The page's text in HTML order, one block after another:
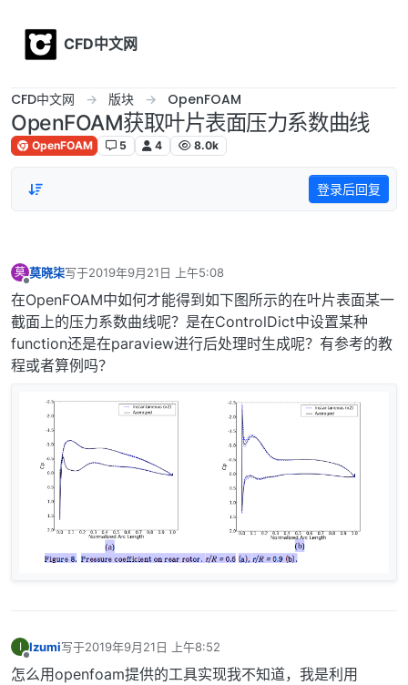
CFD中文网
CFD中文网 版块 OpenFOAM
OpenFOAM获取叶片表面压力系数曲线
OpenFOAM 5 4 8.0k
登录后回复
莫 莫晓柒写于2019年9月21日 上午5:08
最后由 编辑
在OpenFOAM中如何才能得到如下图所示的在叶片表面某一
截面上的压力系数曲线呢？是在ControlDict中设置某种
function还是在paraview进行后处理时生成呢？有参考的教
程或者算例吗？
I
离线
Izumi写于2019年9月21日 上午8:52
最后由 编辑
怎么用openfoam提供的工具实现我不知道，我是利用